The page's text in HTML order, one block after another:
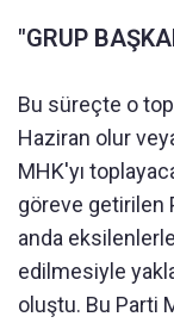
"GRUP
Bu süreçte o
Haziran olur
MHK'yı
göreve getirilen
anda
edilmesiyle
oluştu. Bu Parti